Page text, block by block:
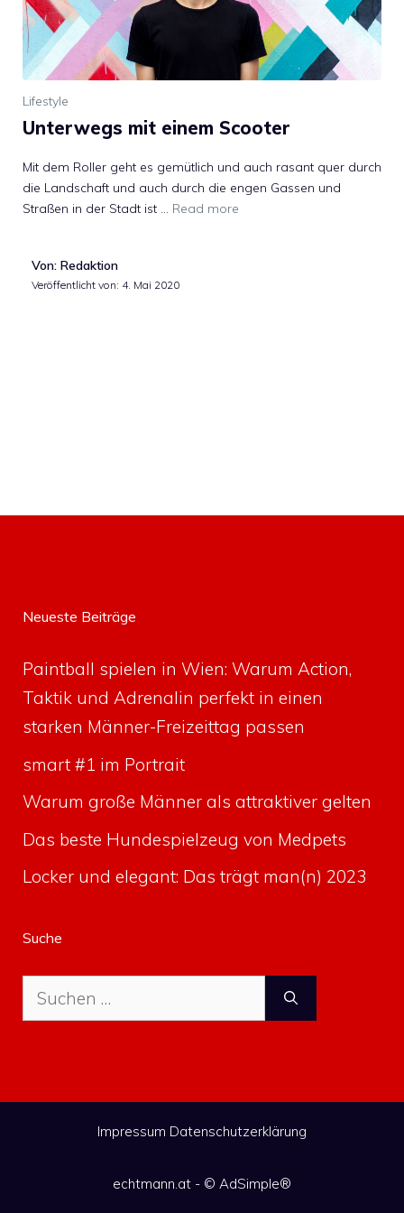
Lifestyle
Unterwegs mit einem Scooter
Mit dem Roller geht es gemütlich und auch rasant quer durch
die Landschaft und auch durch die engen Gassen und
Straßen in der Stadt ist … Read more
Von: Redaktion
Veröffentlicht von: 4. Mai 2020
Neueste Beiträge
Paintball spielen in Wien: Warum Action,
Taktik und Adrenalin perfekt in einen
starken Männer-Freizeittag passen
smart #1 im Portrait
Warum große Männer als attraktiver gelten
Das beste Hundespielzeug von Medpets
Locker und elegant: Das trägt man(n) 2023
Suche
Suche
nach:
Impressum Datenschutzerklärung
echtmann.at - © AdSimple®